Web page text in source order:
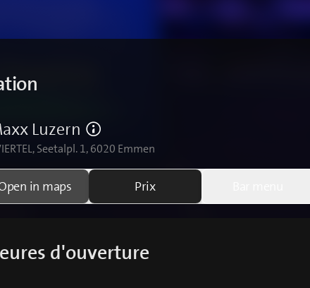
Luzern
Seetalpl. 1, 6020 Emmen
in maps Prix
d'ouverture